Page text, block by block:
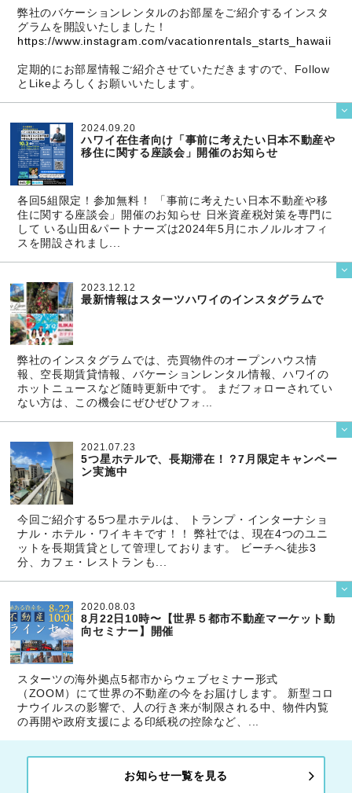
弊社のバケーションレンタルのお部屋をご紹介するインスタ
グラムを開設いたしました！
https://www.instagram.com/vacationrentals_starts_hawaii
定期的にお部屋情報ご紹介させていただきますので、Follow
とLikeよろしくお願いいたします。

2024.09.20
ハワイ在住者向け「事前に考えたい日本不動産や
移住に関する座談会」開催のお知らせ
各回5組限定！参加無料！ 「事前に考えたい日本不動産や移
住に関する座談会」開催のお知らせ 日米資産税対策を専門に
して いる山田&パートナーズは2024年5月にホノルルオフィ
スを開設されまし...

2023.12.12
最新情報はスターツハワイのインスタグラムで
弊社のインスタグラムでは、売買物件のオープンハウス情
報、空長期賃貸情報、バケーションレンタル情報、ハワイの
ホットニュースなど随時更新中です。 まだフォローされてい
ない方は、この機会にぜひぜひフォ...

2021.07.23
5つ星ホテルで、長期滞在！？7月限定キャンペー
ン実施中
今回ご紹介する5つ星ホテルは、 トランプ・インターナショ
ナル・ホテル・ワイキキです！！ 弊社では、現在4つのユニ
ットを長期賃貸として管理しております。 ビーチへ徒歩3
分、カフェ・レストランも...

2020.08.03
8月22日10時〜【世界５都市不動産マーケット動
向セミナー】開催
スターツの海外拠点5都市からウェブセミナー形式
（ZOOM）にて世界の不動産の今をお届けします。 新型コロ
ナウイルスの影響で、人の行き来が制限される中、物件内覧
の再開や政府支援による印紙税の控除など、...
お知らせ一覧を見る